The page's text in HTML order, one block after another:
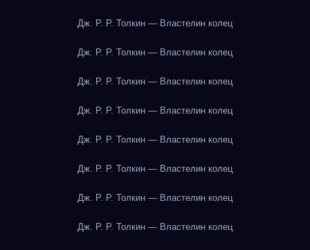
Дж. Р. Р. Толкин — Властелин колец
Дж. Р. Р. Толкин — Властелин колец
Дж. Р. Р. Толкин — Властелин колец
Дж. Р. Р. Толкин — Властелин колец
Дж. Р. Р. Толкин — Властелин колец
Дж. Р. Р. Толкин — Властелин колец
Дж. Р. Р. Толкин — Властелин колец
Дж. Р. Р. Толкин — Властелин колец